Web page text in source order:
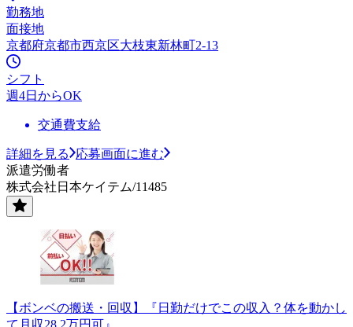
勤務地
面接地
京都府京都市西京区大枝東新林町2-13
シフト
週4日からOK
交通費支給
詳細を見る
応募画面に進む
派遣労働者
株式会社日本ケイテム/11485
【ボンベの搬送・回収】『日勤だけでこの収入？体を動かし
て月収28.2万円可』